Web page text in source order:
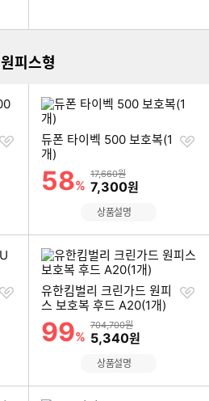
원피스형
찜
듀폰 타이벡 500 보호복(1
개)
할인률
58%
상품금액
17,660원
할인금액
7,300원
찜
상품설명
찜
유한킴벌리 크린가드 원피
스 보호복 후드 A20(1개)
할인률
99%
상품금액
704,700원
할인금액
5,340원
찜
상품설명